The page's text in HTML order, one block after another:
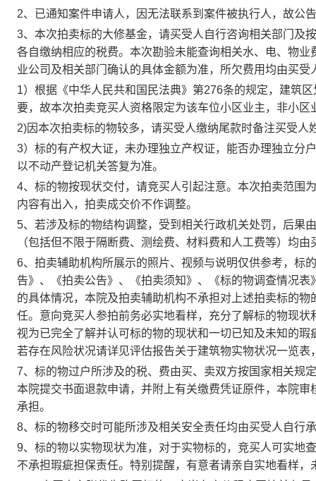
2、
已通知案件申请人，因无法联系到案件被执行人，故公
3、本次拍卖标的大修基金，请买受人自行咨询相关部门及
各自缴纳相应的税费。本次勘验未能查询相关水、电、物
业公司及相关部门确认的具体金额为准，所欠费用均由买
1）根据《中华人民共和国民法典》第276条的规定，建筑
要， 故本次拍卖竞买人资格限定为该车位小区业主，非小区
2)因本次拍卖标的物较多，请买受人缴纳尾款时备注买受人
3）标的有产权大证，未办理独立产权证，能否办理独立分
以不动产登记机关答复为准。
4、标的物按现状交付，请竞买人引起注意。本次拍卖范围
内容有出入，拍卖成交价不作调整。
5、若涉及标的物结构调整，受到相关行政机关处罚，后果
（包括但不限于隔断费、测绘费、材料费和人工费等）均
6、拍卖辅助机构所展示的照片、视频与说明仅供参考，标
告》、《拍卖公告》、《拍卖须知》、《标的物调查情况
的具体情况，本院及拍卖辅助机构不承担对上述拍卖标的
任。意向竞买人参拍前务必实地看样，充分了解标的物现
视为已完全了解并认可标的物的现状和一切已知及未知的
若存在风险状况请详见评估报告关于建筑物实物状况一览表
7、标的物过户所涉及的税、费由买、卖双方按国家相关规
本院提交书面退款申请，并附上有关缴费凭证原件，本院
承担。
8、标的物移交时可能所涉及相关安全责任均由买受人自行
9、标的物以实物现状为准，对于实物标的，竞买人可实地
不承担瑕疵担保责任。特别提醒，有意者请亲自实地看样